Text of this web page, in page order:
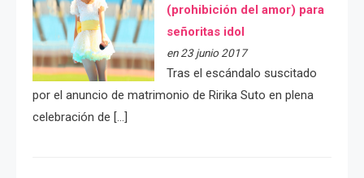
(prohibición del amor) para
señoritas idol
en 23 junio 2017
Tras el escándalo suscitado
por el anuncio de matrimonio de Ririka Suto en plena
celebración de […]